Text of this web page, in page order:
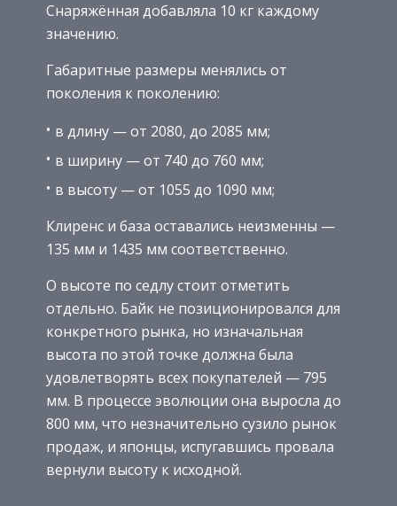
Снаряжённая добавляла 10 кг каждому
значению.
Габаритные размеры менялись от
поколения к поколению:
в длину — от 2080, до 2085 мм;
в ширину — от 740 до 760 мм;
в высоту — от 1055 до 1090 мм;
Клиренс и база оставались неизменны —
135 мм и 1435 мм соответственно.
О высоте по седлу стоит отметить
отдельно. Байк не позиционировался для
конкретного рынка, но изначальная
высота по этой точке должна была
удовлетворять всех покупателей — 795
мм. В процессе эволюции она выросла до
800 мм, что незначительно сузило рынок
продаж, и японцы, испугавшись провала
вернули высоту к исходной.